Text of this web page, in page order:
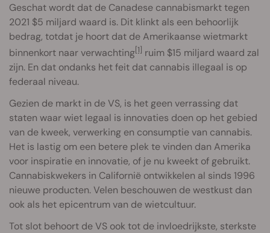
Geschat wordt dat de Canadese cannabismarkt tegen
2021 $5 miljard waard is. Dit klinkt als een behoorlijk
bedrag, totdat je hoort dat de Amerikaanse wietmarkt
binnenkort naar verwachting[1] ruim $15 miljard waard zal
zijn. En dat ondanks het feit dat cannabis illegaal is op
federaal niveau.
Gezien de markt in de VS, is het geen verrassing dat
staten waar wiet legaal is innovaties doen op het gebied
van de kweek, verwerking en consumptie van cannabis.
Het is lastig om een betere plek te vinden dan Amerika
voor inspiratie en innovatie, of je nu kweekt of gebruikt.
Cannabiskwekers in Californië ontwikkelen al sinds 1996
nieuwe producten. Velen beschouwen de westkust dan
ook als het epicentrum van de wietcultuur.
Tot slot behoort de VS ook tot de invloedrijkste, sterkste